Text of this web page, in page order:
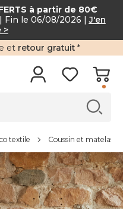
à partir de 80€
| Fin le 06/08/2026 |J'en
>
et retour gratuit *
textile Coussin et matelas